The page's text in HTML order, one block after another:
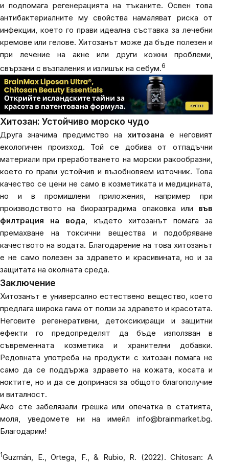
и подпомага регенерацията на тъканите. Освен това
антибактериалните му свойства намаляват риска от
инфекции, което го прави идеална съставка за лечебни
кремове или гелове. Хитозанът може да бъде полезен и
при лечение на акне или други кожни проблеми,
свързани с възпаления и излишък на себум.6
Хитозан: Устойчиво морско чудо
Друга значима предимство на хитозана е неговият
екологичен произход. Той се добива от отпадъчни
материали при преработването на морски ракообразни,
което го прави устойчив и възобновяем източник. Това
качество се цени не само в козметиката и медицината,
но и в промишлени приложения, например при
производството на биоразградима опаковка или във
филтрация на вода, където хитозанът помага за
премахване на токсични вещества и подобряване
качеството на водата. Благодарение на това хитозанът
е не само полезен за здравето и красивината, но и за
защитата на околната среда.
Заключение
Хитозанът е универсално естествено вещество, което
предлага широка гама от ползи за здравето и красотата.
Неговите регенеративни, детоксикиращи и защитни
ефекти го предопределят да бъде използван в
съвременната козметика и хранителни добавки.
Редовната употреба на продукти с хитозан помага не
само да се поддържа здравето на кожата, косата и
ноктите, но и да се допринася за общото благополучие
и виталност.
Ако сте забелязали грешка или опечатка в статията,
моля, уведомете ни на имейл info@brainmarket.bg.
Благодарим!
1Guzmán, E., Ortega, F., & Rubio, R. (2022). Chitosan: A